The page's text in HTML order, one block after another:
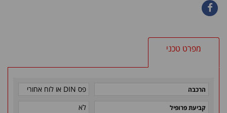
מפרט טכני
הרכבה פס DIN או לוח אחורי
קביעת פרופיל לא